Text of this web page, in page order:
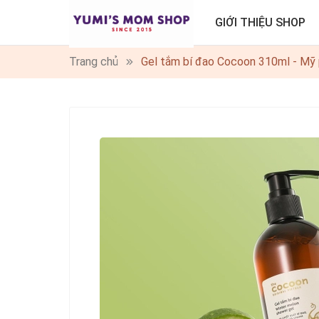
GIỚI THIỆU SHOP
Trang chủ Gel tắm bí đao Cocoon 310ml - Mỹ